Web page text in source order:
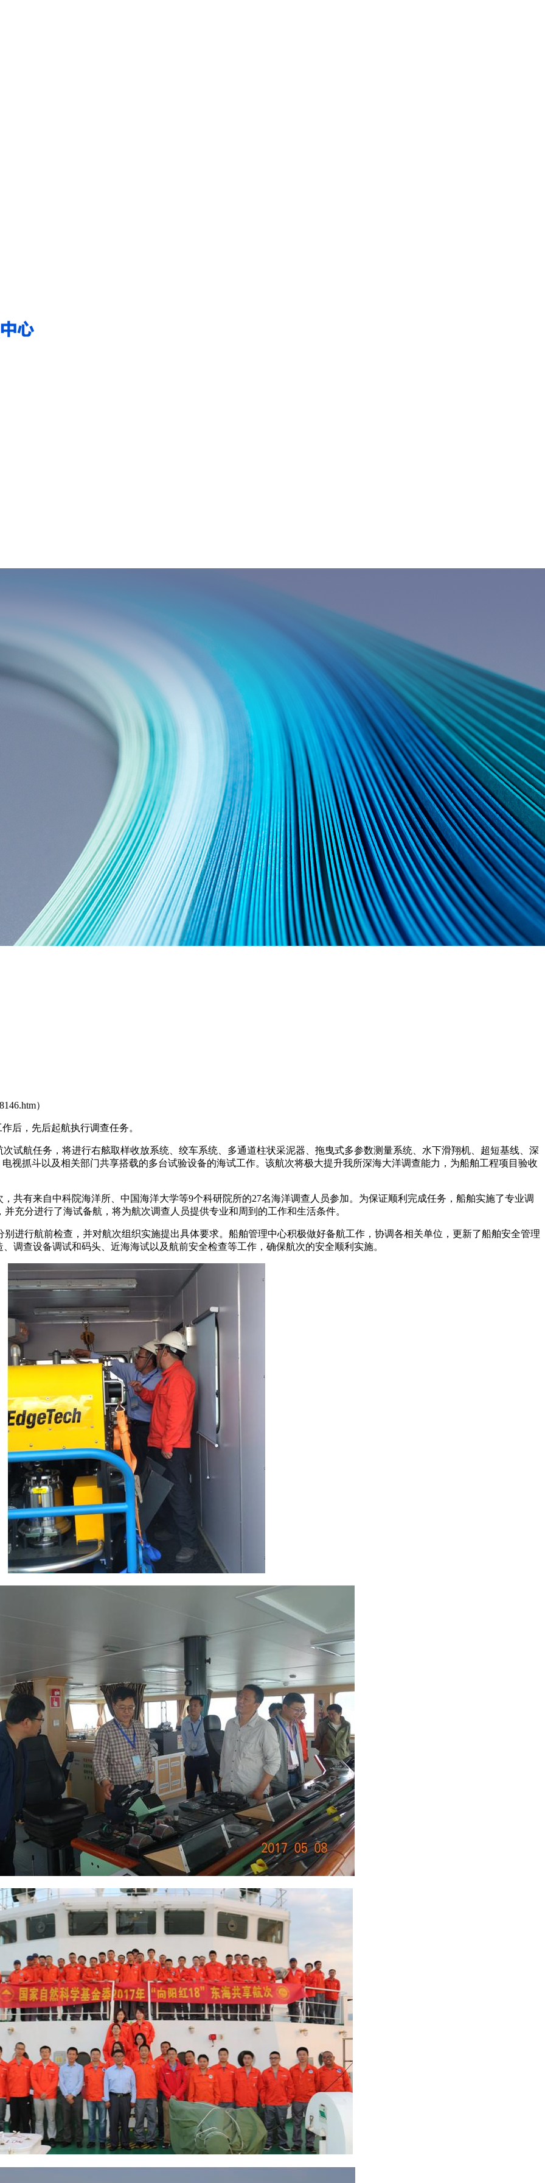
）
后，先后起航执行调查任务。
试航任务，将进行右舷取样收放系统、绞车系统、多通道柱状采泥器、拖曳式多参数测量系统、水下滑翔机、超短基线、深
视抓斗以及相关部门共享搭载的多台试验设备的海试工作。该航次将极大提升我所深海大洋调查能力，为船舶工程项目验收
共有来自中科院海洋所、中国海洋大学等9个科研院所的27名海洋调查人员参加。为保证顺利完成任务，船舶实施了专业调
充分进行了海试备航，将为航次调查人员提供专业和周到的工作和生活条件。
进行航前检查，并对航次组织实施提出具体要求。船舶管理中心积极做好备航工作，协调各相关单位，更新了船舶安全管理
调查设备调试和码头、近海海试以及航前安全检查等工作，确保航次的安全顺利实施。